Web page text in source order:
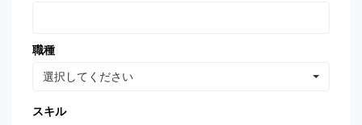
職種
選択してください
スキル